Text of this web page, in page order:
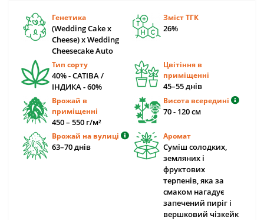
Генетика
(Wedding Cake x
Cheese) x Wedding
Cheesecake Auto
Зміст ТГК
26%
Тип сорту
40% - САТІВА /
IНДИКА - 60%
Цвітіння в
приміщенні
45–55 днів
Врожай в
приміщенні
450 – 550 г/м²
Висота всередині
70 - 120 см
Врожай на вулиці
63–70 днів
Аромат
Суміш солодких,
земляних і
фруктових
терпенів, яка за
смаком нагадує
запечений пиріг і
вершковий чізкейк